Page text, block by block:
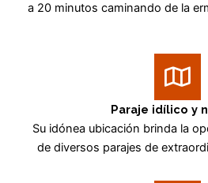
a 20 minutos caminando de la
Paraje idílico y
Su idónea ubicación brinda la
de diversos parajes de